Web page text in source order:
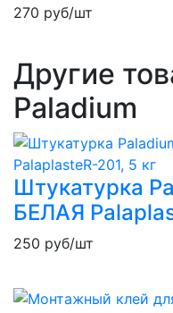
270 руб/шт
Другие
Paladium
Штукатурка
БЕЛАЯ
250 руб/шт